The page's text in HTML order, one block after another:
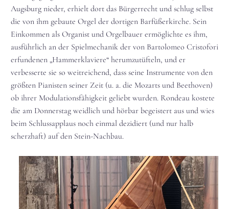
Augsburg nieder, erhielt dort das Bürgerrecht und schlug selbst
die von ihm gebaute Orgel der dortigen Barfüßerkirche. Sein
Einkommen als Organist und Orgelbauer ermöglichte es ihm,
ausführlich an der Spielmechanik der von Bartolomeo Cristofori
erfundenen „Hammerklaviere“ herumzutüfteln, und er
verbesserte sie so weitreichend, dass seine Instrumente von den
größten Pianisten seiner Zeit (u. a. die Mozarts und Beethoven)
ob ihrer Modulationsfähigkeit geliebt wurden. Rondeau kostete
die am Donnerstag weidlich und hörbar begeistert aus und wies
beim Schlussapplaus noch einmal dezidiert (und nur halb
scherzhaft) auf den Stein-Nachbau.